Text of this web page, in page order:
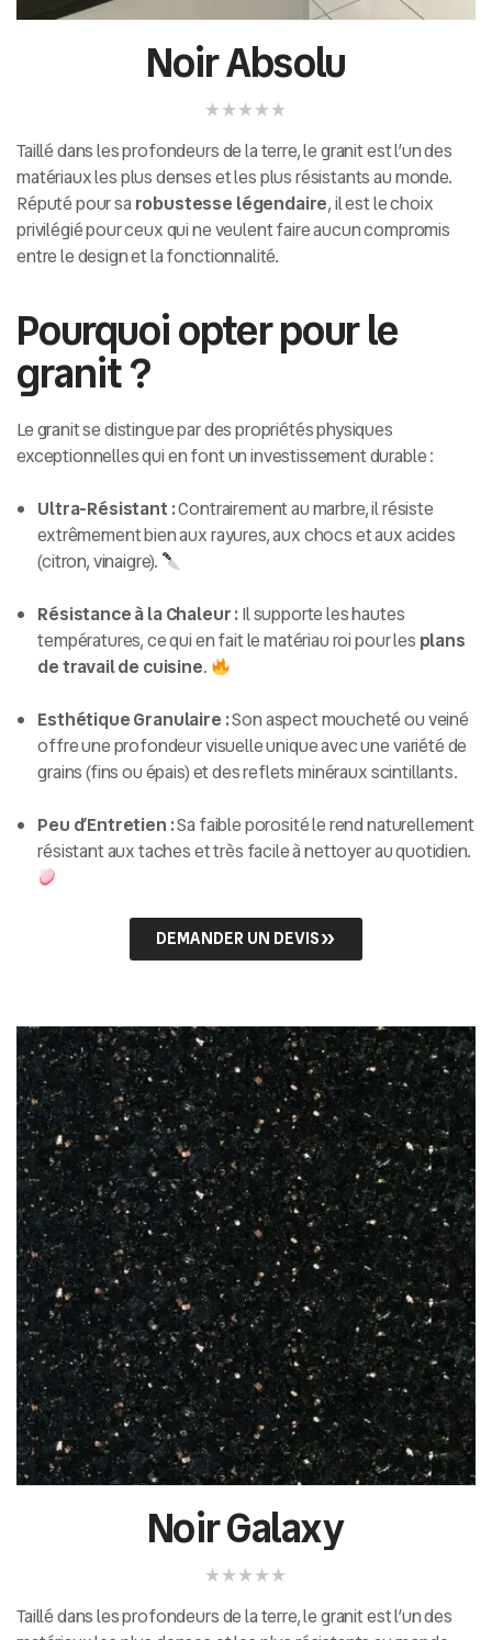
Noir Absolu
Taillé dans les profondeurs de la terre, le granit est l’un des
matériaux les plus denses et les plus résistants au monde.
Réputé pour sa robustesse légendaire, il est le choix
privilégié pour ceux qui ne veulent faire aucun compromis
entre le design et la fonctionnalité.
Pourquoi opter pour le
granit ?
Le granit se distingue par des propriétés physiques
exceptionnelles qui en font un investissement durable :
Ultra-Résistant :Contrairement au marbre, il résiste
extrêmement bien aux rayures, aux chocs et aux acides
(citron, vinaigre).
Résistance à la Chaleur :Il supporte les hautes
températures, ce qui en fait le matériau roi pour les plans
de travail de cuisine.
Esthétique Granulaire :Son aspect moucheté ou veiné
offre une profondeur visuelle unique avec une variété de
grains (fins ou épais) et des reflets minéraux scintillants.
Peu d’Entretien :Sa faible porosité le rend naturellement
résistant aux taches et très facile à nettoyer au quotidien.
DEMANDER UN DEVIS
Noir Galaxy
Taillé dans les profondeurs de la terre, le granit est l’un des